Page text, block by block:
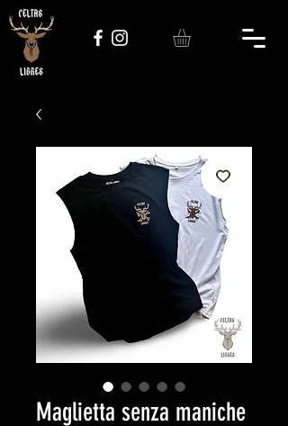
Maglietta senza maniche